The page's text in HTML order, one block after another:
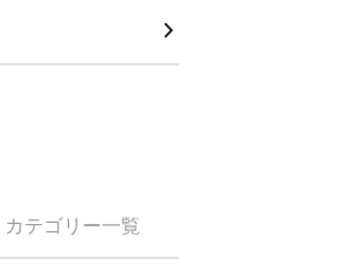
カテゴリー一覧